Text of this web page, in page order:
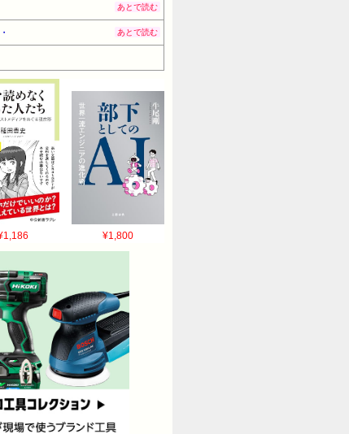
あとで読む
あとで読む
¥1,800